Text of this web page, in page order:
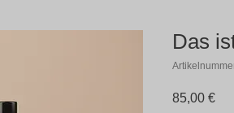
Das
85,00 €